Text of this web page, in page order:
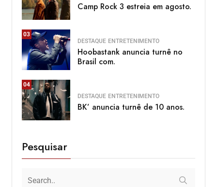
Camp Rock 3 estreia em agosto.
03
DESTAQUE ENTRETENIMENTO
Hoobastank anuncia turnê no
Brasil com.
04
DESTAQUE ENTRETENIMENTO
BK’ anuncia turnê de 10 anos.
Pesquisar